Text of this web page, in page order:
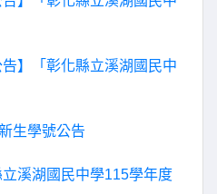
告】「彰化縣立溪湖國民中
生學號公告
立溪湖國民中學115學年度